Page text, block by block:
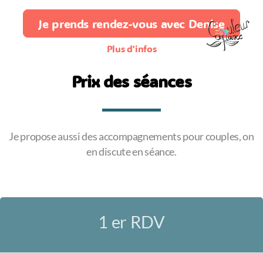
Je prends rendez-vous avec Denise
Plus d'infos
Prix des séances
Je propose aussi des accompagnements pour couples, on
en discute en séance.
1 er RDV